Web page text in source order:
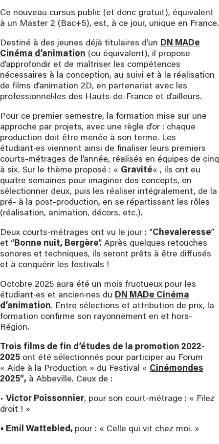
Ce nouveau cursus public (et donc gratuit), équivalent
à un Master 2 (Bac+5), est, à ce jour, unique en France.
Destiné à des jeunes déjà titulaires d’un DN MADe
Cinéma d’animation (ou équivalent), il propose
d’approfondir et de maîtriser les compétences
nécessaires à la conception, au suivi et à la réalisation
de films d’animation 2D, en partenariat avec les
professionnel·les des Hauts-de-France et d’ailleurs.
Pour ce premier semestre, la formation mise sur une
approche par projets, avec une règle d’or : chaque
production doit être menée à son terme. Les
étudiant·es viennent ainsi de finaliser leurs premiers
courts-métrages de l’année, réalisés en équipes de cinq
à six. Sur le thème proposé : « Gravité« , ils ont eu
quatre semaines pour imaginer des concepts, en
sélectionner deux, puis les réaliser intégralement, de la
pré- à la post-production, en se répartissant les rôles
(réalisation, animation, décors, etc.).
Deux courts-métrages ont vu le jour : “Chevaleresse”
et “Bonne nuit, Bergère”. Après quelques retouches
sonores et techniques, ils seront prêts à être diffusés
et à conquérir les festivals !
Octobre 2025 aura été un mois fructueux pour les
étudiant·es et ancien·nes du DN MADe Cinéma
d’animation. Entre sélections et attribution de prix, la
formation confirme son rayonnement en et hors-
Région.
Trois films de fin d’études de la promotion 2022-
2025 ont été sélectionnés pour participer au Forum
« Aide à la Production » du Festival « Cinémondes
2025″, à Abbeville. Ceux de :
• Victor Poissonnier, pour son court-métrage : « Filez
droit ! »
• Emil Wattebled, pour : « Celle qui vit chez moi. »